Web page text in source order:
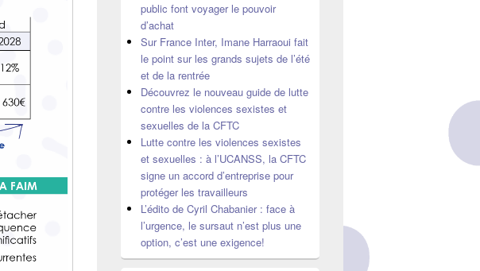
public font voyager le pouvoir
d’achat
Sur France Inter, Imane Harraoui fait
le point sur les grands sujets de l’été
et de la rentrée
Découvrez le nouveau guide de lutte
contre les violences sexistes et
sexuelles de la CFTC
Lutte contre les violences sexistes
et sexuelles : à l’UCANSS, la CFTC
signe un accord d’entreprise pour
protéger les travailleurs
L’édito de Cyril Chabanier : face à
l’urgence, le sursaut n’est plus une
option, c’est une exigence!